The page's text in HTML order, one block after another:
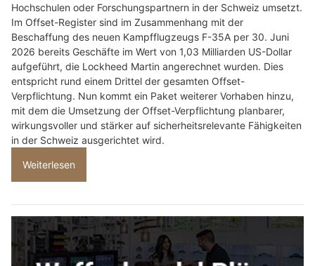
Hochschulen oder Forschungspartnern in der Schweiz umsetzt.
Im Offset-Register sind im Zusammenhang mit der
Beschaffung des neuen Kampfflugzeugs F-35A per 30. Juni
2026 bereits Geschäfte im Wert von 1,03 Milliarden US-Dollar
aufgeführt, die Lockheed Martin angerechnet wurden. Dies
entspricht rund einem Drittel der gesamten Offset-
Verpflichtung. Nun kommt ein Paket weiterer Vorhaben hinzu,
mit dem die Umsetzung der Offset-Verpflichtung planbarer,
wirkungsvoller und stärker auf sicherheitsrelevante Fähigkeiten
in der Schweiz ausgerichtet wird.
Weiterlesen